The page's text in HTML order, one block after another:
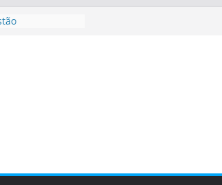
em Porto
de transfer,
de alto padrão
–
o segundo
únicas e